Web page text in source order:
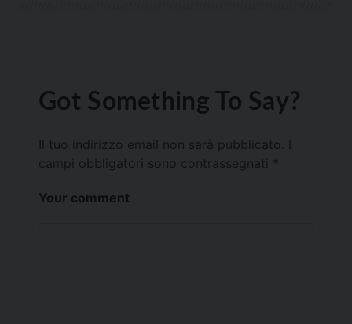
Got Something To Say?
Il tuo indirizzo email non sarà pubblicato.
campi obbligatori sono contrassegnati *
Your comment